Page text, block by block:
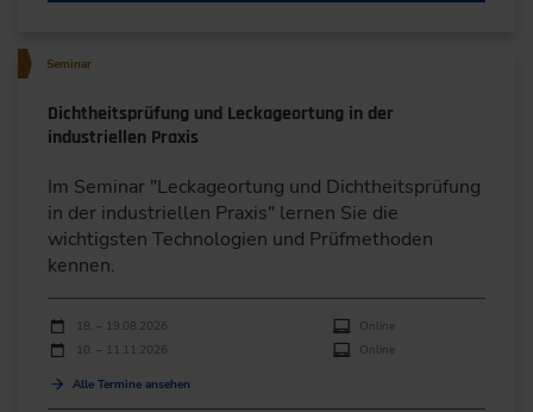
Seminar
Dichtheitsprüfung und Leckageortung in der
industriellen Praxis
Im Seminar "Leckageortung und Dichtheitsprüfung
in der industriellen Praxis" lernen Sie die
wichtigsten Technologien und Prüfmethoden
kennen.
Durchführungen
Veranstaltungsdatum
18. – 19.08.2026
Online
10. – 11.11.2026
Online
Alle Termine ansehen